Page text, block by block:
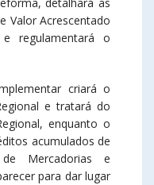
Valor Acrescentado
regulamentará o
criará o
e tratará do
enquanto o
acumulados de
Mercadorias e
para dar lugar